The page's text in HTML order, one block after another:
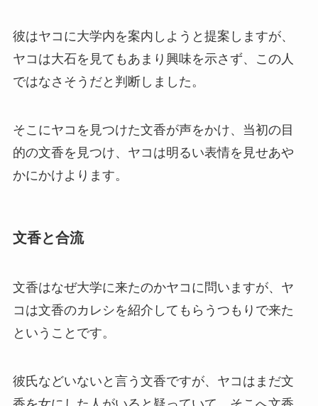
彼はヤコに大学内を案内しようと提案しますが、
ヤコは大石を見てもあまり興味を示さず、この人
ではなさそうだと判断しました。
そこにヤコを見つけた文香が声をかけ、当初の目
的の文香を見つけ、ヤコは明るい表情を見せあや
かにかけよります。
文香と合流
文香はなぜ大学に来たのかヤコに問いますが、ヤ
コは文香のカレシを紹介してもらうつもりで来た
ということです。
彼氏などいないと言う文香ですが、ヤコはまだ文